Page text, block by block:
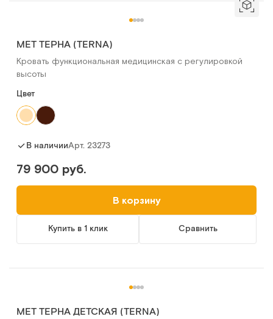
MET ТЕРНА (TERNA)
Кровать функциональная медицинская с регулировкой
высоты
Цвет
В наличииАрт. 23273
79 900 руб.
В корзину
Купить в 1 клик Сравнить
MET ТЕРНА ДЕТСКАЯ (TERNA)